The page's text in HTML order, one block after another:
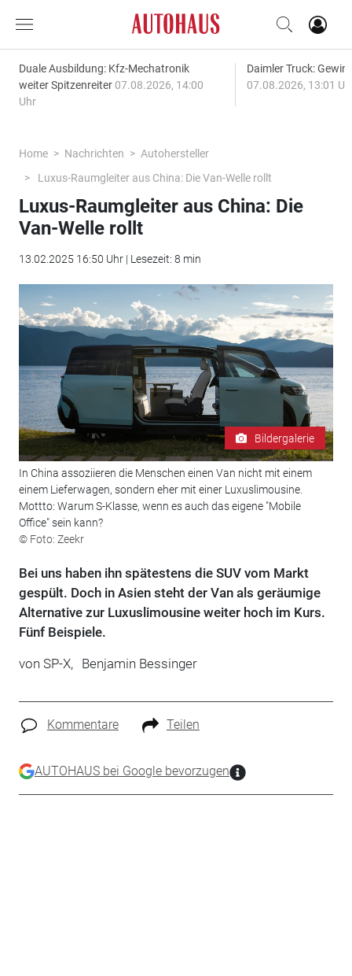
Duale Ausbildung: Kfz-Mechatronik
weiter Spitzenreiter 07.08.2026, 14:00
Uhr
Daimler Truck:
07.08.2026, 13:01
Home Nachrichten
Autohersteller
Luxus-Raumgleiter aus China: Die Van-Welle rollt
Luxus-Raumgleiter aus China: Die
Van-Welle rollt
13.02.2025 16:50 Uhr | Lesezeit: 8 min
Bildergalerie
In China assoziieren die Menschen einen Van nicht mit einem
einem Lieferwagen, sondern eher mit einer Luxuslimousine.
Mottto: Warum S-Klasse, wenn es auch das eigene "Mobile
Office" sein kann?
© Foto: Zeekr
Bei uns haben ihn spätestens die SUV vom Markt
gespült. Doch in Asien steht der Van als geräumige
Alternative zur Luxuslimousine weiter hoch im Kurs.
Fünf Beispiele.
von SP-X, Benjamin Bessinger
Kommentare Teilen
AUTOHAUS bei Google bevorzugen